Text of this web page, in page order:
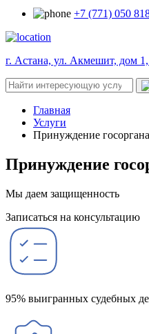
+7 (771) 050
г. Астана, ул. Акмешит, дом
Главная
Услуги
Принуждение госоргана
Принуждение
Мы даем защищенность
Записаться на консультацию
95% выигранных судебных